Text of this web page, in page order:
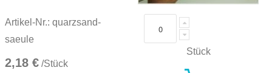
Artikel-Nr.: quarzsand-
saeule
2,18 € /Stück
Stück